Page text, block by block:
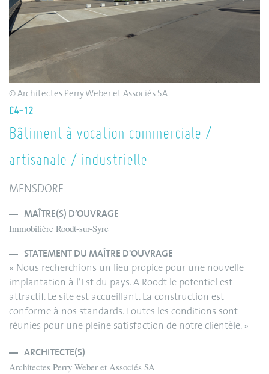
C4-12
Bâtiment à vocation commerciale /
artisanale / industrielle
MENSDORF
MAÎTRE(S) D’OUVRAGE
Immobilière Roodt-sur-Syre
STATEMENT DU MAÎTRE D'OUVRAGE
« Nous recherchions un lieu propice pour une nouvelle
implantation à l’Est du pays. A Roodt le potentiel est
attractif. Le site est accueillant. La construction est
conforme à nos standards. Toutes les conditions sont
réunies pour une pleine satisfaction de notre clientèle. »
ARCHITECTE(S)
Architectes Perry Weber et Associés SA
© Architectes Perry Weber et Associés SA